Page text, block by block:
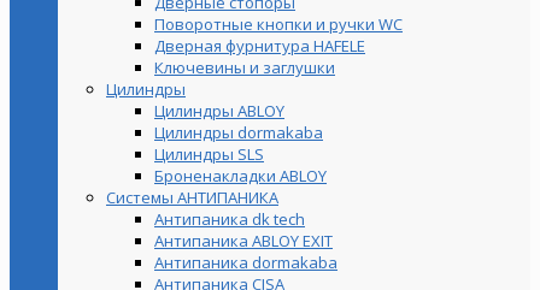
Поворотные кнопки и ручки WC
Дверная фурнитура HAFELE
Ключевины и заглушки
Цилиндры
Цилиндры ABLOY
Цилиндры dormakaba
Цилиндры SLS
Броненакладки ABLOY
Системы АНТИПАНИКА
Антипаника dk tech
Антипаника ABLOY EXIT
Антипаника dormakaba
Антипаника СISA